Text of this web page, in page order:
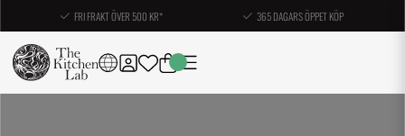
FRI FRAKT ÖVER 500 KR* 365 DAGARS ÖPPET KÖP